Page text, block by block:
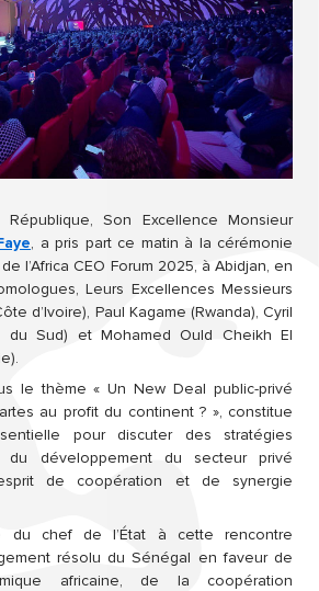
Son Excellence Monsieur
, a pris part ce matin à la cérémonie
l’Africa CEO Forum 2025, à Abidjan, en
Leurs Excellences Messieurs
d’Ivoire), Paul Kagame (Rwanda), Cyril
du Sud) et Mohamed Ould Cheikh El
le thème « Un New Deal public-privé
au profit du continent ? », constitue
pour discuter des stratégies
du développement du secteur privé
de coopération et de synergie
du chef de l’État à cette rencontre
résolu du Sénégal en faveur de
africaine, de la coopération